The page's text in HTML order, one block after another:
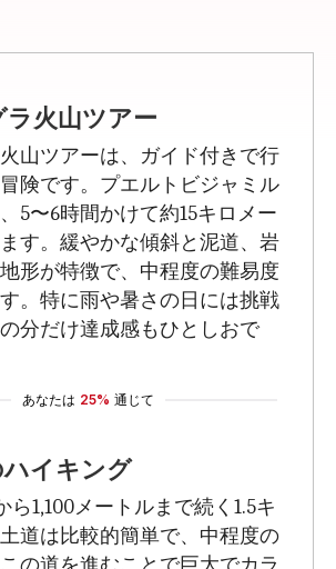
火山ツアー
山ツアーは、ガイド付きで行
険です。プエルトビジャミル
5〜6時間かけて約15キロメー
す。緩やかな傾斜と泥道、岩
形が特徴で、中程度の難易度
。特に雨や暑さの日には挑戦
分だけ達成感もひとしおで
あなたは 25% 通じて
イキング
ら1,100メートルまで続く1.5キ
道は比較的簡単で、中程度の